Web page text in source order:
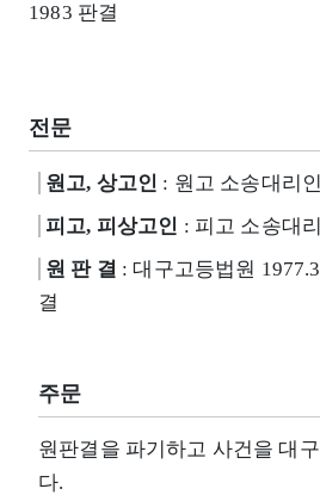
1983 판결
전문
원고, 상고인 : 원고 소송대리
피고, 피상고인 : 피고 소송대
원 판 결 : 대구고등법원
결
주문
원판결을 파기하고 사건을 대
다.